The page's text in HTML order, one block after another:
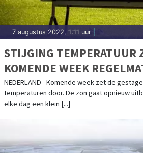
7 augustus 2022, 1:11 uur
STIJGING TEMPERATUUR
KOMENDE WEEK
NEDERLAND - Komende week zet de
temperaturen door. De zon gaat opnieuw
elke dag een klein [...]